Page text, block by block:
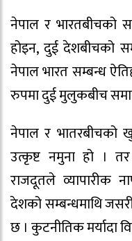
नेपाल र भारतबीचको
होइन, दुई देशबीचको
नेपाल भारत सम्बन्ध
रुपमा दुई मुलुकबीच
नेपाल र भातरबीचको
उत्कृष्ट नमुना हो ।
राजदूतले व्यापारीक
देशको सम्बन्धमाथि
छ । कुटनीतिक मर्यादा